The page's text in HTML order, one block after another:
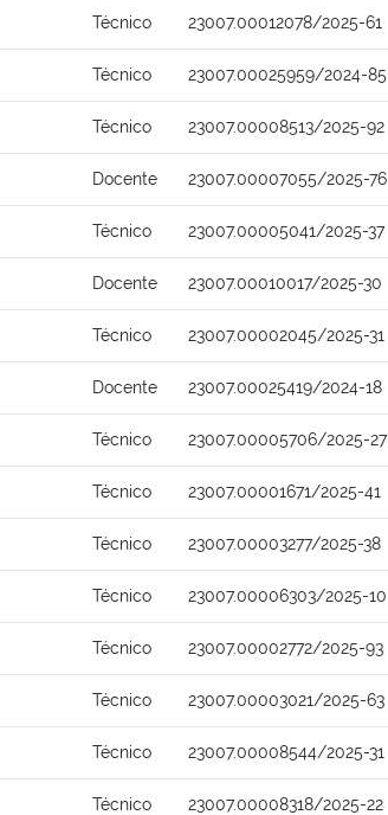
Técnico 23007.00012078/2025-61
Técnico 23007.00025959/2024-85
Técnico 23007.00008513/2025-92
Docente 23007.00007055/2025-76
Técnico 23007.00005041/2025-37
Docente 23007.00010017/2025-30
Técnico 23007.00002045/2025-31
Docente 23007.00025419/2024-18
Técnico 23007.00005706/2025-27
Técnico 23007.00001671/2025-41
Técnico 23007.00003277/2025-38
Técnico 23007.00006303/2025-10
Técnico 23007.00002772/2025-93
Técnico 23007.00003021/2025-63
Técnico 23007.00008544/2025-31
Técnico 23007.00008318/2025-22